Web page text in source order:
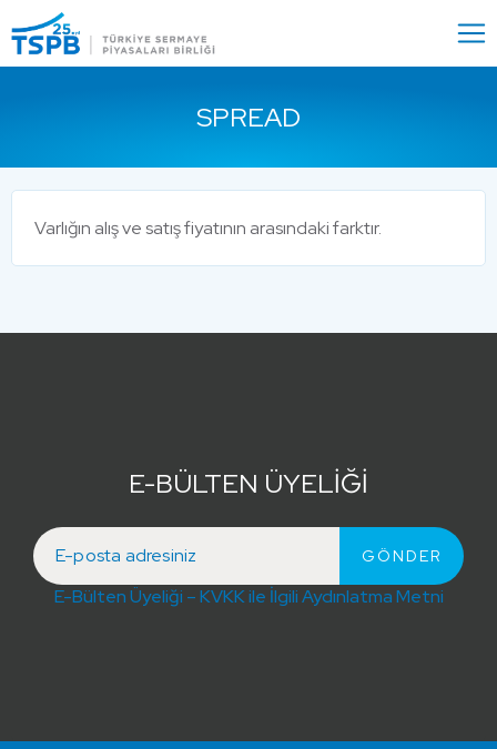
Close
SPREAD
Varlığın alış ve satış fiyatının arasındaki farktır.
E-BÜLTEN ÜYELİĞİ
E-Bülten Üyeliği – KVKK ile İlgili Aydınlatma Metni